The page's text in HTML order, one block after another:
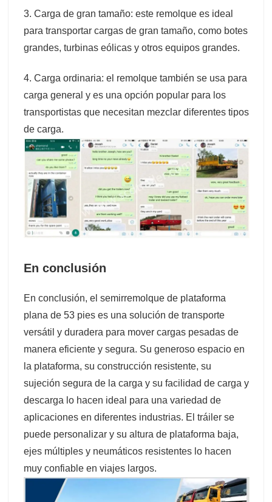
3. Carga de gran tamaño: este remolque es ideal
para transportar cargas de gran tamaño, como botes
grandes, turbinas eólicas y otros equipos grandes.
4. Carga ordinaria: el remolque también se usa para
carga general y es una opción popular para los
transportistas que necesitan mezclar diferentes tipos
de carga.
En conclusión
En conclusión, el semirremolque de plataforma
plana de 53 pies es una solución de transporte
versátil y duradera para mover cargas pesadas de
manera eficiente y segura. Su generoso espacio en
la plataforma, su construcción resistente, su
sujeción segura de la carga y su facilidad de carga y
descarga lo hacen ideal para una variedad de
aplicaciones en diferentes industrias. El tráiler se
puede personalizar y su altura de plataforma baja,
ejes múltiples y neumáticos resistentes lo hacen
muy confiable en viajes largos.